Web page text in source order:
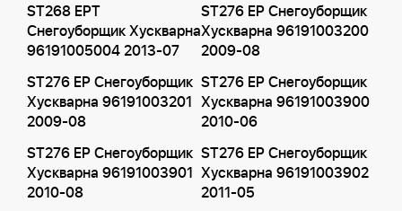
ST268 EPT
Снегоуборщик Хускварна
96191005004 2013-07
ST276 EP Снегоуборщик
Хускварна 96191003200
2009-08
ST276 EP Снегоуборщик
Хускварна 96191003201
2009-08
ST276 EP Снегоуборщик
Хускварна 96191003900
2010-06
ST276 EP Снегоуборщик
Хускварна 96191003901
2010-08
ST276 EP Снегоуборщик
Хускварна 96191003902
2011-05